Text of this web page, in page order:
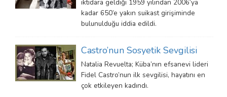
iktidara geldiği 1959 yılından 2006’ya
kadar 650’e yakın suikast girişiminde
bulunulduğu iddia edildi.
Castro’nun Sosyetik Sevgilisi
Natalia Revuelta; Küba’nın efsanevi lideri
Fidel Castro’nun ilk sevgilisi, hayatını en
çok etkileyen kadındı.